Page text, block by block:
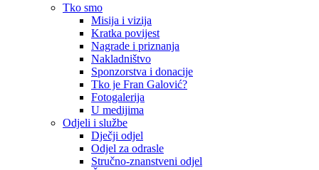
Tko smo
Misija i vizija
Kratka povijest
Nagrade i priznanja
Nakladništvo
Sponzorstva i donacije
Tko je Fran Galović?
Fotogalerija
U medijima
Odjeli i službe
Dječji odjel
Odjel za odrasle
Stručno-znanstveni odjel